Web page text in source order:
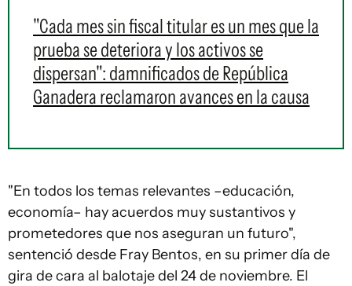
"Cada mes sin fiscal titular es un mes que la
prueba se deteriora y los activos se
dispersan": damnificados de República
Ganadera reclamaron avances en la causa
"En todos los temas relevantes –educación,
economía– hay acuerdos muy sustantivos y
prometedores que nos aseguran un futuro",
sentenció desde Fray Bentos, en su primer día de
gira de cara al balotaje del 24 de noviembre. El